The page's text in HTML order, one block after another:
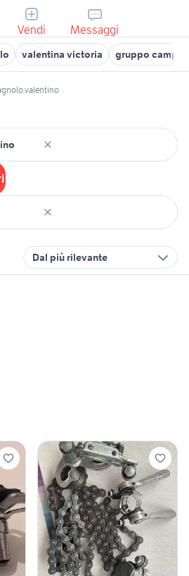
Vendi Messaggi
valentina victoria gruppo
valentino
Dal più rilevante